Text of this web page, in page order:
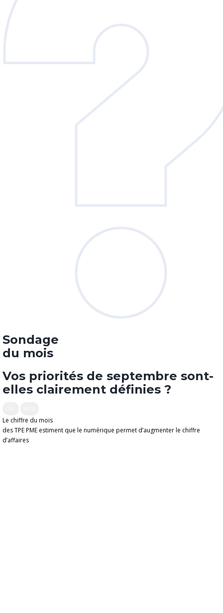
Sondage
du mois
Vos priorités de septembre sont-
elles clairement définies ?
Le chiffre du mois
des TPE PME estiment que le numérique permet d’augmenter le chiffre
d’affaires